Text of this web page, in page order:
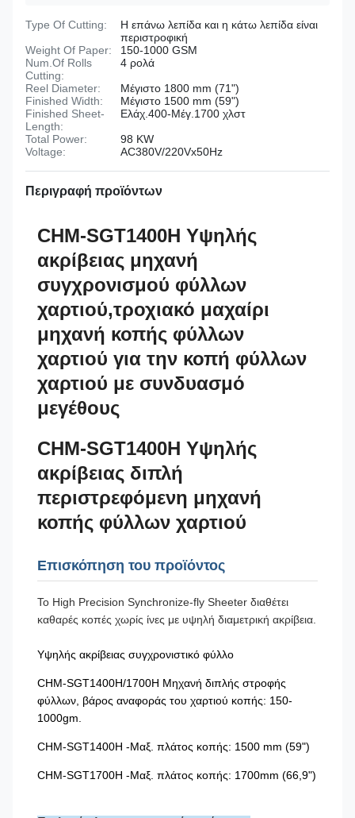
Type Of Cutting:
Η επάνω λεπίδα και η κάτω λεπίδα είναι
περιστροφική
Weight Of Paper:
150-1000 GSM
Num.Of Rolls
Cutting:
4 ρολά
Reel Diameter:
Μέγιστο 1800 mm (71")
Finished Width:
Μέγιστο 1500 mm (59")
Finished Sheet-
Length:
Ελάχ.400-Μέγ.1700 χλστ
Total Power:
98 KW
Voltage:
AC380V/220Vx50Hz
Περιγραφή προϊόντων
CHM-SGT1400H Υψηλής
ακρίβειας μηχανή
συγχρονισμού φύλλων
χαρτιού,τροχιακό μαχαίρι
μηχανή κοπής φύλλων
χαρτιού για την κοπή φύλλων
χαρτιού με συνδυασμό
μεγέθους
CHM-SGT1400H Υψηλής
ακρίβειας διπλή
περιστρεφόμενη μηχανή
κοπής φύλλων χαρτιού
Επισκόπηση του προϊόντος
Το High Precision Synchronize-fly Sheeter διαθέτει
καθαρές κοπές χωρίς ίνες με υψηλή διαμετρική ακρίβεια.
Υψηλής ακρίβειας συγχρονιστικό φύλλο
CHM-SGT1400H/1700H Μηχανή διπλής στροφής
φύλλων, βάρος αναφοράς του χαρτιού κοπής: 150-
1000gm.
CHM-SGT1400H -Μαξ. πλάτος κοπής: 1500 mm (59")
CHM-SGT1700H -Μαξ. πλάτος κοπής: 1700mm (66,9")